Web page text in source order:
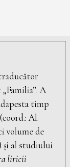
A
timp
Al.
volume de
și al studiului
liricii